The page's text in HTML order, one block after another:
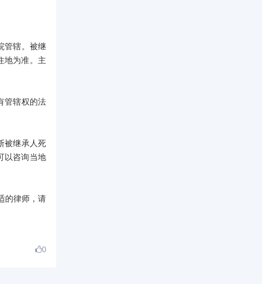
管辖。被继
地为准。主
管辖权的法
被继承人死
以咨询当地
的律师，请
0